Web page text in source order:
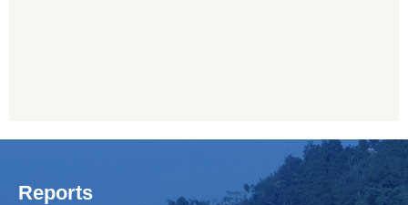
Reports